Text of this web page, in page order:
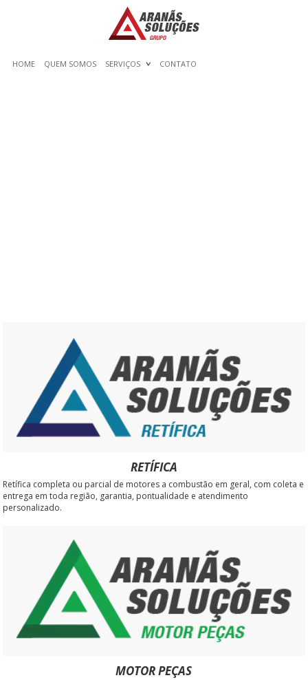
HOME QUEM SOMOS SERVIÇOS CONTATO
RETÍFICA
Retífica completa ou parcial de motores a combustão em geral, com coleta e
entrega em toda região, garantia, pontualidade e atendimento
personalizado.
MOTOR PEÇAS